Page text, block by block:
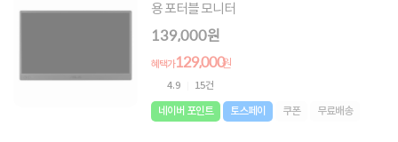
용 포터블 모니터
139,000원
혜택가129,000원
4.9 15건
네이버 포인트 토스페이 쿠폰 무료배송